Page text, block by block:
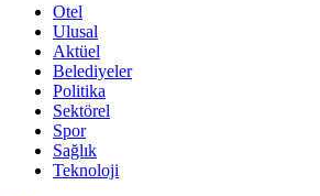
Otel
Ulusal
Aktüel
Belediyeler
Politika
Sektörel
Spor
Sağlık
Teknoloji